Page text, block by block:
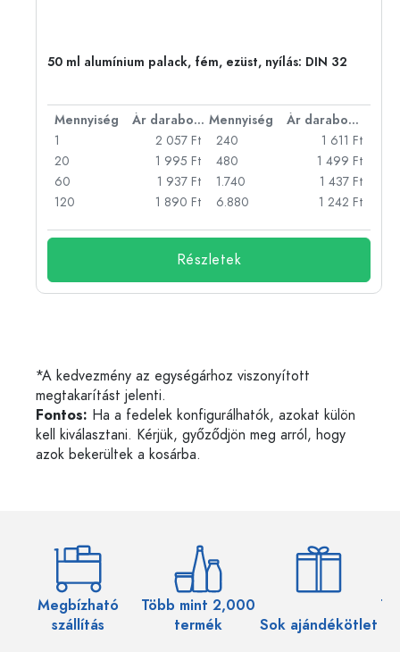
50 ml alumínium palack, fém, ezüst, nyílás: DIN 32
Mennyiség Ár darabonként Mennyiség
Ár darabonként
1
2 057 Ft
20
1 995 Ft
60
1 937 Ft
120
1 890 Ft
240
1 611 Ft
480
1 499 Ft
1.740
1 437 Ft
6.880
1 242 Ft
Részletek
*A kedvezmény az egységárhoz viszonyított
megtakarítást jelenti.
Fontos: Ha a fedelek konfigurálhatók, azokat külön
kell kiválasztani. Kérjük, győződjön meg arról, hogy
azok bekerültek a kosárba.
Megbízható
szállítás
Több mint 2,000
termék
Sok ajándékötlet